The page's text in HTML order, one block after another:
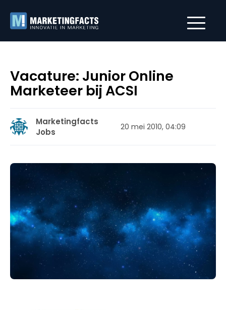
Vacature: Junior Online
Marketeer bij ACSI
Marketingfacts
Jobs
20 mei 2010, 04:09